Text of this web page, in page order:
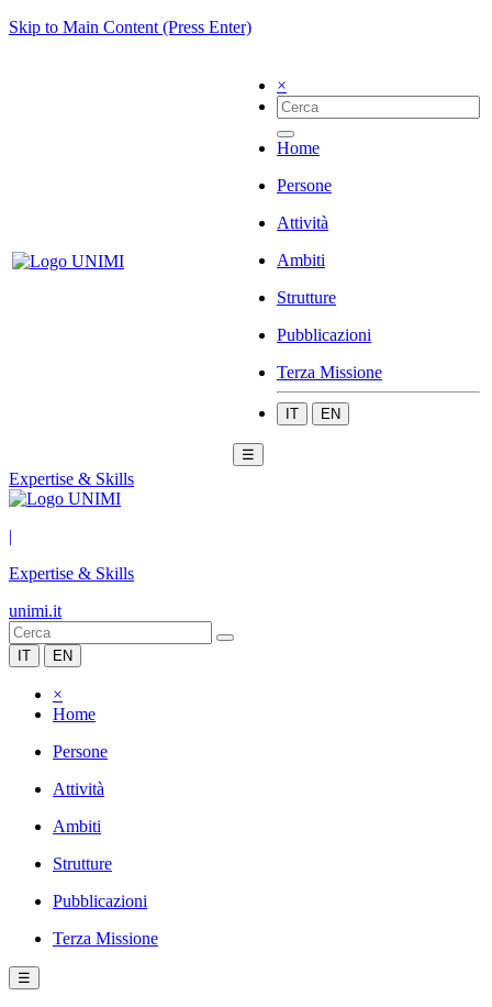
Skip to Main Content (Press Enter)
×
Home
Persone
Attività
Ambiti
Strutture
Pubblicazioni
Terza Missione
IT EN
☰
Expertise & Skills
|
Expertise & Skills
unimi.it
IT EN
×
Home
Persone
Attività
Ambiti
Strutture
Pubblicazioni
Terza Missione
☰